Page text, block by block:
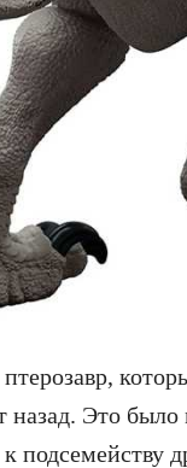
Это было
подсемейству